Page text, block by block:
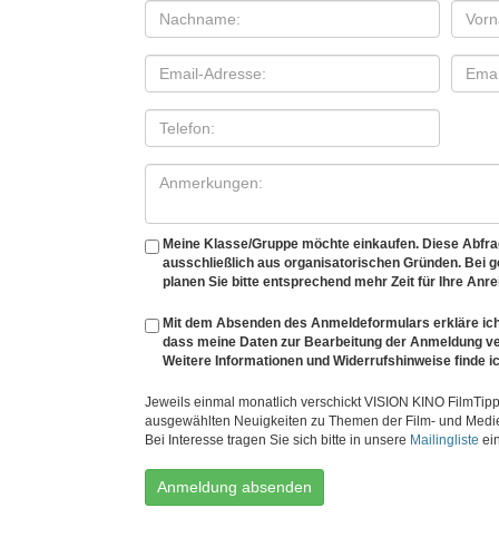
Meine Klasse/Gruppe möchte einkaufen. Diese
ausschließlich aus organisatorischen Gründen. Bei
planen Sie bitte entsprechend mehr Zeit für Ihre
Mit dem Absenden des Anmeldeformulars erkläre
dass meine Daten zur Bearbeitung der Anmeldung
Weitere Informationen und Widerrufshinweise finde
Jeweils einmal monatlich verschickt VISION KINO
ausgewählten Neuigkeiten zu Themen der Film- und
Bei Interesse tragen Sie sich bitte in unsere Mailingliste
Anmeldung absenden